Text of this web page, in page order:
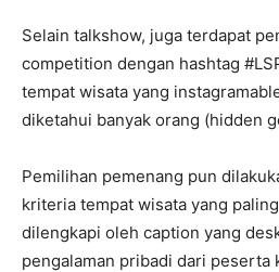
Selain talkshow, juga terdapat
competition dengan hashtag
tempat wisata yang
diketahui banyak orang (hidden
Pemilihan pemenang pun
kriteria tempat wisata yang
dilengkapi oleh caption yang
pengalaman pribadi dari peserta